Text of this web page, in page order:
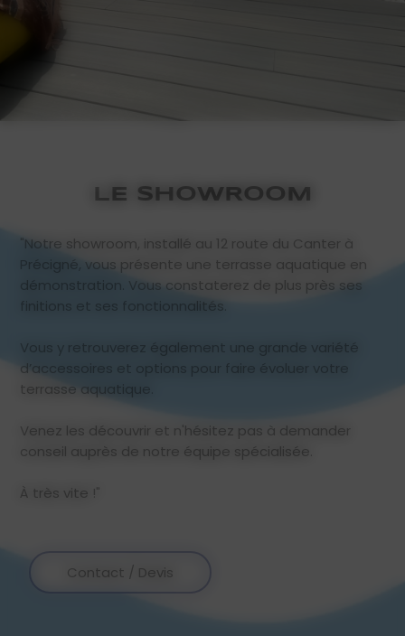
LE SHOWROOM
"Notre showroom, installé au 12 route du Canter à
Précigné, vous présente une terrasse aquatique en
démonstration. Vous constaterez de plus près ses
finitions et ses fonctionnalités.
Vous y retrouverez également une grande variété
d’accessoires et options pour faire évoluer votre
terrasse aquatique.
Venez les découvrir et n'hésitez pas à demander
conseil auprès de notre équipe spécialisée.
À très vite !"
Contact / Devis